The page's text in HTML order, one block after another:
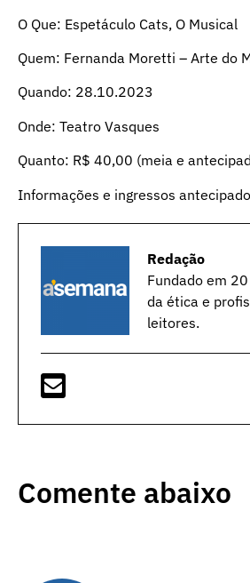
O Que: Espetáculo Cats, O Musical
Quem: Fernanda Moretti – Arte do
Quando: 28.10.2023
Onde: Teatro Vasques
Quanto: R$ 40,00 (meia e
Informações e ingressos
Redação
Fundado em
da ética e
leitores.
Comente abaixo